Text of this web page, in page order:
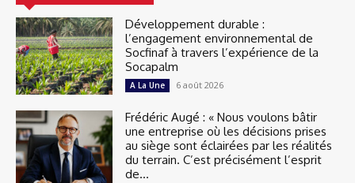
Développement durable :
l’engagement environnemental de
Socfinaf à travers l’expérience de la
Socapalm
A La Une 6 août 2026
Frédéric Augé : « Nous voulons bâtir
une entreprise où les décisions prises
au siège sont éclairées par les réalités
du terrain. C’est précisément l’esprit
de...